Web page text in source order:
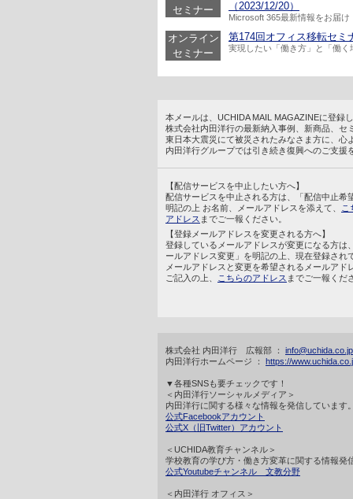
セミナー
（2023/12/20）
Microsoft 365最新情報をお届け
オンライン
セミナー
第174回オフィス移転セミ
実現したい「働き方」と「働く
本メールは、UCHIDA MAIL MAGAZINEに登録
株式会社内田洋行の最新納入事例、新商品、
東日本大震災にて被災されたみなさま方に、心
内田洋行グループでは引き続き復興へのご支援
【配信サービスを中止したい方へ】
配信サービスを中止される方は、「配信中止希
明記の上 お名前、メールアドレスを添えて、
こ
アドレス までご一報ください。
【登録メールアドレスを変更される方へ】
登録しているメールアドレスが変更になる方は
ールアドレス変更」を明記の上、現在登録され
メールアドレスと変更を希望されるメールアド
ご記入の上、
こちらのアドレス までご一報くだ
株式会社 内田洋行 広報部 ： info@uchida.co.jp
内田洋行ホームページ ： https://
▼各種SNSも要チェックです！
＜内田洋行ソーシャルメディア＞
内田洋行に関する様々な情報を発信しています
公式Facebookアカウント
公式X（旧Twitter）アカウント
＜UCHIDA教育チャンネル＞
学校教育の学び方・働き方変革に関する情報発
公式Youtubeチャンネル 文教分野
＜内田洋行 オフィス＞